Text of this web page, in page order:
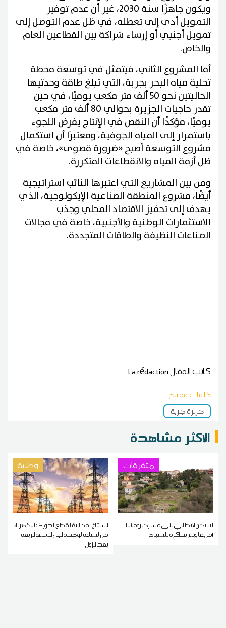
ويكون جاهزًا سنة 2030، غير أن عدم توفير
التمويل أدى إلى تعطله، في ظل عدم التوصل إلى
تمويل أجنبي أو إرساء شراكة بين القطاعين العام
والخاص.
أما المشروع الثاني، فيتمثل في توسعة محطة
تحلية مياه البحر بجربة، التي تبلغ طاقة وحدتيها
الحاليتين نحو 50 ألف متر مكعب يوميًا، في حين
تقدر حاجيات الجزيرة بحوالي 80 ألف متر مكعب
يوميًا، مؤكدًا أن النقص في الإنتاج يفرض اللجوء
باستمرار إلى المياه الجوفية، ومعتبرًا أن استكمال
مشروع التوسعة أصبح «ضرورة قصوى»، خاصة في
ظل أزمة المياه والانقطاعات المتكررة.
ومن بين المشاريع التي اعتبرها النائب استراتيجية
أيضًا، مشروع المنطقة الصناعية الإيكولوجية، الذي
يهدف إلى تحفيز الاقتصاد المحلي وجذب
الاستثمارات الوطنية والأجنبية، خاصة في مجالات
الصناعات النظيفة والطاقات المتجددة.
كاتب المقالLa rédaction
كلمات مفتاح
جزيرة جربة
الاكثر مشاهدة
متفرقات
السجن لإيطالي بنى مسرحا رومانيا
مزيفا وباع تذاكره للسياح!
وطنية
الستاغ: إمكانية القطع الدوري للكهرباء
من الساعة الواحدة الى الساعة الرابعة
بعد الزوال